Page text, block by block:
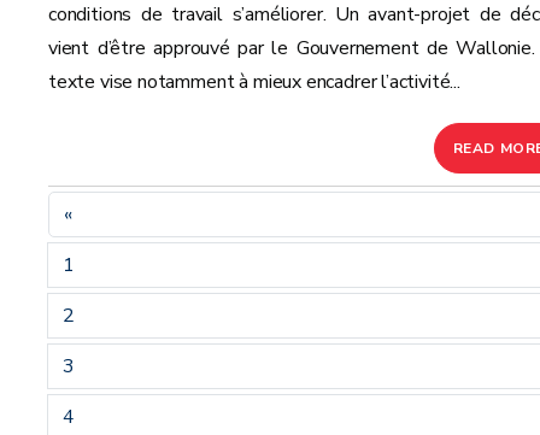
conditions de travail s’améliorer. Un avant-projet de
vient d’être approuvé par le Gouvernement de Wallonie.
texte vise notamment à mieux encadrer l’activité...
READ
«
1
2
3
4